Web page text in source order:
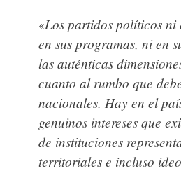
«Los partidos políticos
en sus programas, ni en
las auténticas
cuanto al rumbo que
nacionales. Hay en el
genuinos intereses que
de instituciones
territoriales e incluso